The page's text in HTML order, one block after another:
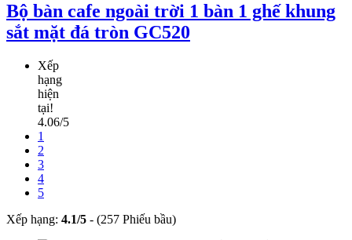
Bộ bàn cafe ngoài trời 1 bàn 1 ghế khung
sắt mặt đá tròn GC520
Xếp
hạng
hiện
tại!
4.06/5
1
2
3
4
5
Xếp hạng: 4.1/5 - (257 Phiếu bầu)